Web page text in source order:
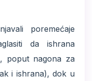
poremećaje
da ishrana
poput nagona za
i ishrana), dok u